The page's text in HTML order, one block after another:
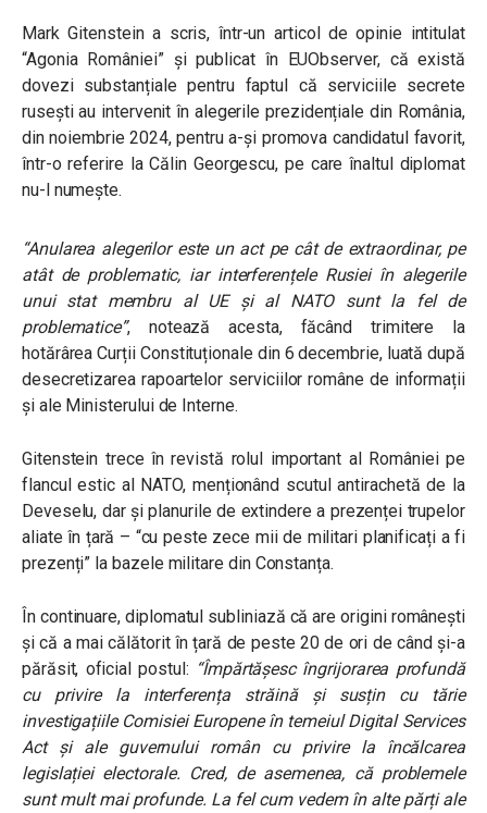
Mark Gitenstein a scris, într-un articol de opinie intitulat
“Agonia României” și publicat în EUObserver, că există
dovezi substanțiale pentru faptul că serviciile secrete
rusești au intervenit în alegerile prezidențiale din România,
din noiembrie 2024, pentru a-și promova candidatul favorit,
într-o referire la Călin Georgescu, pe care înaltul diplomat
nu-l numește.
“Anularea alegerilor este un act pe cât de extraordinar, pe
atât de problematic, iar interferențele Rusiei în alegerile
unui stat membru al UE și al NATO sunt la fel de
problematice”, notează acesta, făcând trimitere la
hotărârea Curții Constituționale din 6 decembrie, luată după
desecretizarea rapoartelor serviciilor române de informații
și ale Ministerului de Interne.
Gitenstein trece în revistă rolul important al României pe
flancul estic al NATO, menționând scutul antirachetă de la
Deveselu, dar și planurile de extindere a prezenței trupelor
aliate în țară – “cu peste zece mii de militari planificați a fi
prezenți” la bazele militare din Constanța.
În continuare, diplomatul subliniază că are origini românești
și că a mai călătorit în țară de peste 20 de ori de când și-a
părăsit, oficial postul: “Împărtășesc îngrijorarea profundă
cu privire la interferența străină și susțin cu tărie
investigațiile Comisiei Europene în temeiul Digital Services
Act și ale guvernului român cu privire la încălcarea
legislației electorale. Cred, de asemenea, că problemele
sunt mult mai profunde. La fel cum vedem în alte părți ale